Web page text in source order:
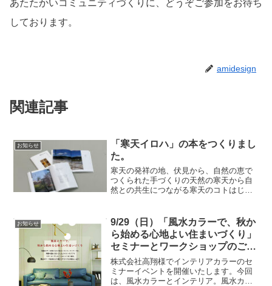
あたたかいコミュニティづくりに、どうぞご参加をお待ち
しております。
amidesign
関連記事
お知らせ
「寒天イロハ」の本をつくりまし
た。
寒天の発祥の地、伏見から、自然の恵で
つくられた手づくりの天然の寒天から自
然との共生につながる寒天のコトはじめ
室に１冊置いています。よろしかったら
ご覧ください。
お知らせ
9/29（日）「風水カラーで、秋か
ら始める心地よい住まいづくり」
セミナーとワークショップのご案
内
株式会社高翔様でインテリアカラーのセ
ミナーイベントを開催いたします。今回
は、風水カラーとインテリア。風水カラ